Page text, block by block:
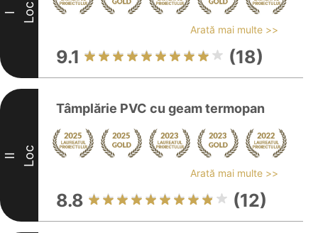
I Loc
Arată mai multe >>
9.1 (18)
II Loc
Tâmplărie PVC cu geam termopan
Arată mai multe >>
8.8 (12)